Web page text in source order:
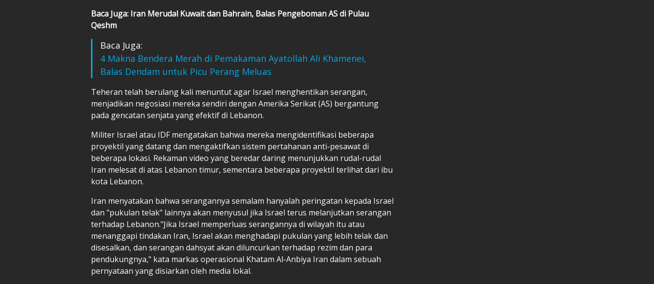
Baca Juga: Iran Merudal Kuwait dan Bahrain, Balas Pengeboman AS di Pulau
Qeshm
Baca Juga:
4 Makna Bendera Merah di Pemakaman Ayatollah Ali Khamenei,
Balas Dendam untuk Picu Perang Meluas
Teheran telah berulang kali menuntut agar Israel menghentikan serangan,
menjadikan negosiasi mereka sendiri dengan Amerika Serikat (AS) bergantung
pada gencatan senjata yang efektif di Lebanon.
Militer Israel atau IDF mengatakan bahwa mereka mengidentifikasi beberapa
proyektil yang datang dan mengaktifkan sistem pertahanan anti-pesawat di
beberapa lokasi. Rekaman video yang beredar daring menunjukkan rudal-rudal
Iran melesat di atas Lebanon timur, sementara beberapa proyektil terlihat dari ibu
kota Lebanon.
Iran menyatakan bahwa serangannya semalam hanyalah peringatan kepada Israel
dan "pukulan telak" lainnya akan menyusul jika Israel terus melanjutkan serangan
terhadap Lebanon."Jika Israel memperluas serangannya di wilayah itu atau
menanggapi tindakan Iran, Israel akan menghadapi pukulan yang lebih telak dan
disesalkan, dan serangan dahsyat akan diluncurkan terhadap rezim dan para
pendukungnya," kata markas operasional Khatam Al-Anbiya Iran dalam sebuah
pernyataan yang disiarkan oleh media lokal.